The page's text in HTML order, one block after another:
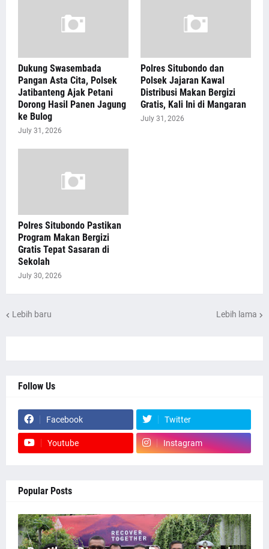
Dukung Swasembada
Pangan Asta Cita, Polsek
Jatibanteng Ajak Petani
Dorong Hasil Panen Jagung
ke Bulog
July 31, 2026
Polres Situbondo dan
Polsek Jajaran Kawal
Distribusi Makan Bergizi
Gratis, Kali Ini di Mangaran
July 31, 2026
Polres Situbondo Pastikan
Program Makan Bergizi
Gratis Tepat Sasaran di
Sekolah
July 30, 2026
Lebih baru Lebih lama
Follow Us
Facebook Twitter
Youtube Instagram
Popular Posts